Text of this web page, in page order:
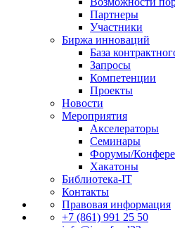
Партнеры
Участники
Биржа инноваций
База
Запросы
Компетенции
Проекты
Новости
Мероприятия
Акселераторы
Семинары
Форумы/
Хакатоны
Библиотека-IT
Контакты
Правовая информация
+7 (861) 991 25 50